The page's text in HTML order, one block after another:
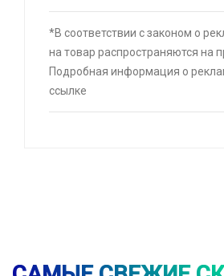
⚡ Скидка до 25% при оплате
системой Пэй (макс. скидка
индивидуально, возможно
всех)
*В соответствии с законом о
на товар распространяются на
Подробная информация о
ссылке